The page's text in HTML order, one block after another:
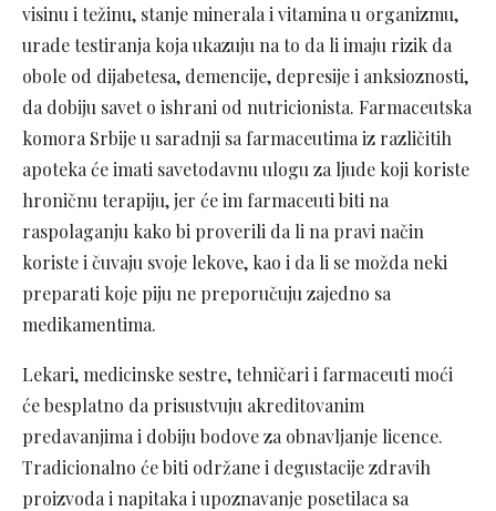
visinu i težinu, stanje minerala i vitamina u organizmu,
urade testiranja koja ukazuju na to da li imaju rizik da
obole od dijabetesa, demencije, depresije i anksioznosti,
da dobiju savet o ishrani od nutricionista. Farmaceutska
komora Srbije u saradnji sa farmaceutima iz različitih
apoteka će imati savetodavnu ulogu za ljude koji koriste
hroničnu terapiju, jer će im farmaceuti biti na
raspolaganju kako bi proverili da li na pravi način
koriste i čuvaju svoje lekove, kao i da li se možda neki
preparati koje piju ne preporučuju zajedno sa
medikamentima.
Lekari, medicinske sestre, tehničari i farmaceuti moći
će besplatno da prisustvuju akreditovanim
predavanjima i dobiju bodove za obnavljanje licence.
Tradicionalno će biti održane i degustacije zdravih
proizvoda i napitaka i upoznavanje posetilaca sa